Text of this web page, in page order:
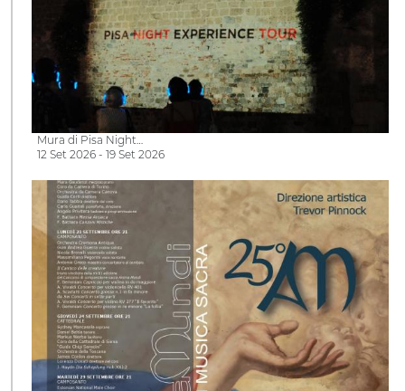
Mura di Pisa Night…
12 Set 2026 - 19 Set 2026